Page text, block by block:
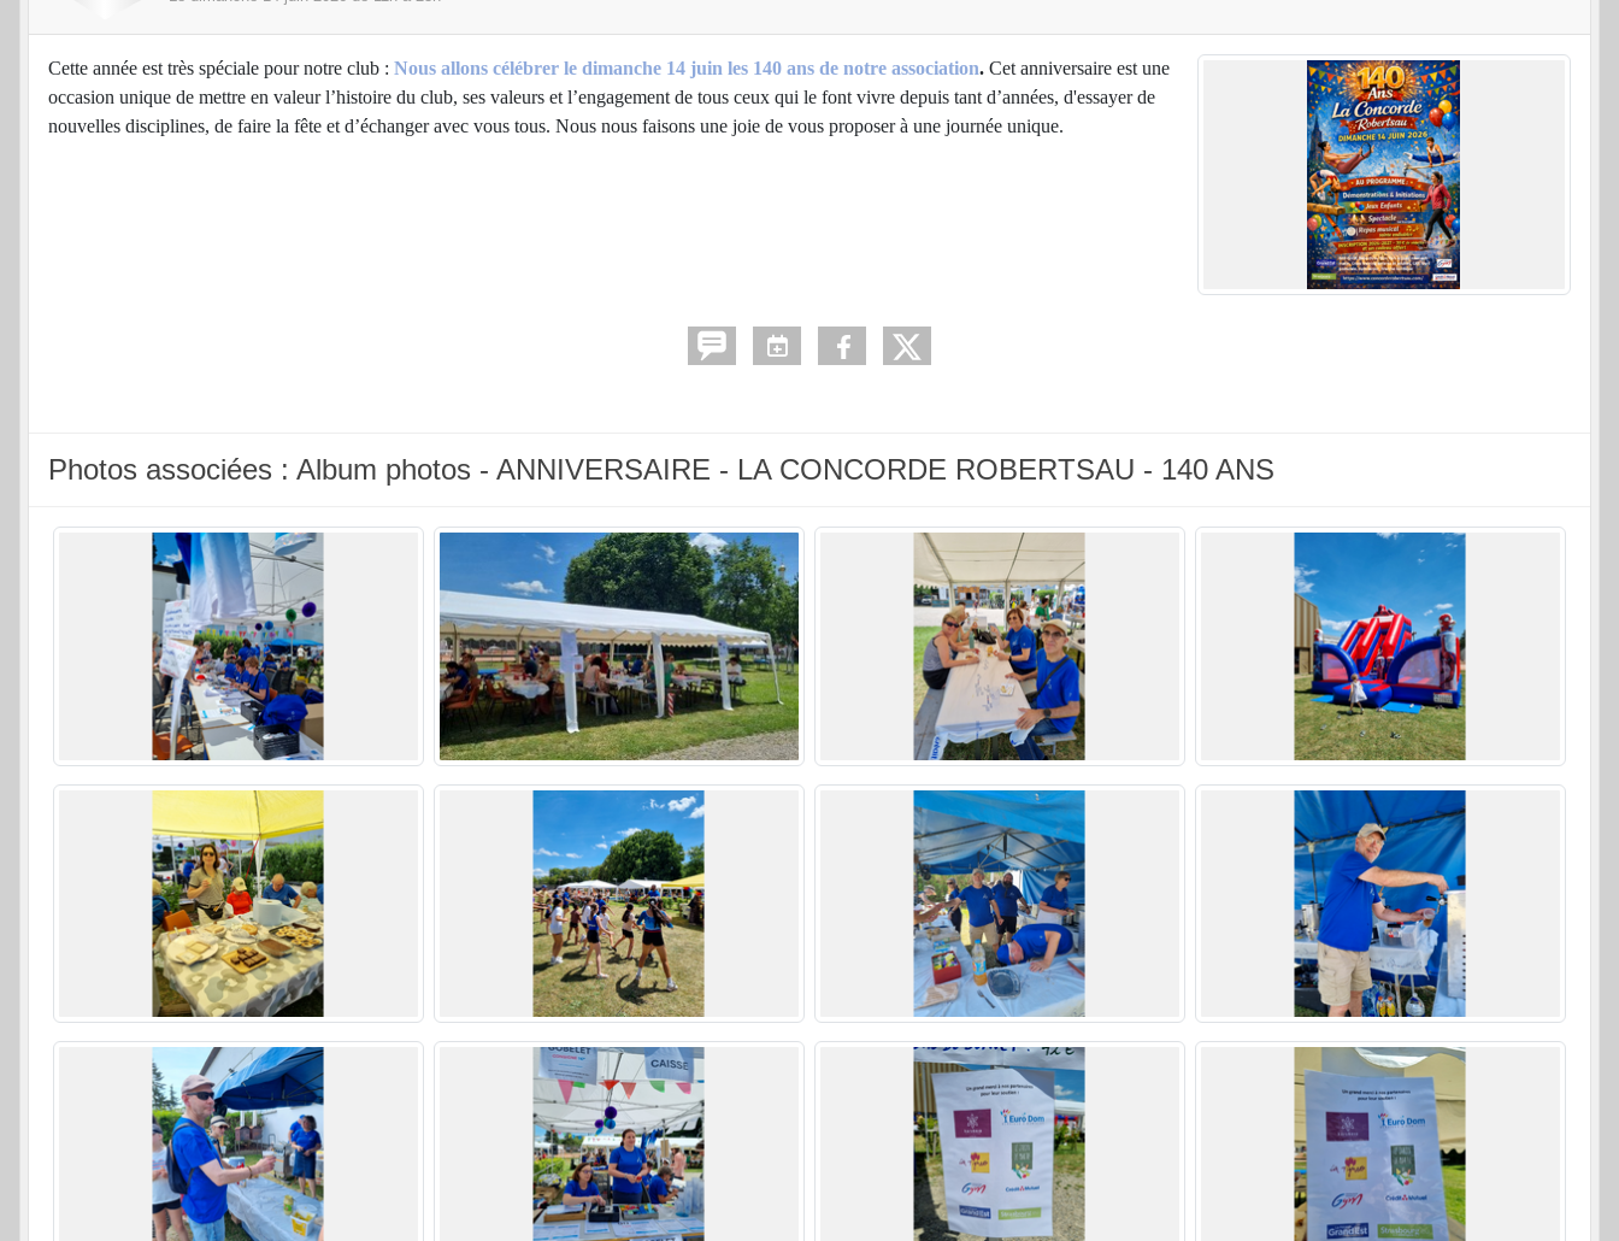
Cette année est très spéciale pour notre club : Nous allons célébrer le dimanche 14 juin les 140 ans de notre association. Cet anniversaire est une
occasion unique de mettre en valeur l’histoire du club, ses valeurs et l’engagement de tous ceux qui le font vivre depuis tant d’années, d'essayer de
nouvelles disciplines, de faire la fête et d’échanger avec vous tous. Nous nous faisons une joie de vous proposer à une journée unique.
Photos associées : Album photos - ANNIVERSAIRE - LA CONCORDE ROBERTSAU - 140 ANS